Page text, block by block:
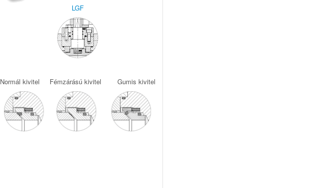
LGF
Normál kivitel Fémzárású kivitel Gumis kivitel